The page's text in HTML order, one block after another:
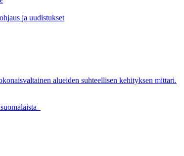
ja uudistukset
alueiden suhteellisen kehityksen mittari.